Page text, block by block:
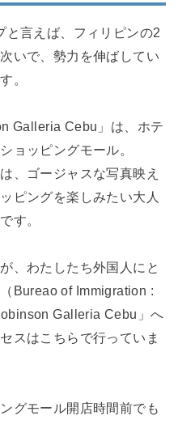
と言えば、フィリピンの2
いで、勢力を伸ばしてい
。
Galleria Cebu」は、ホテ
ョッピングモール。
、ゴージャスな写真映え
ピングを楽しみたい大人
す。
、わたしたち外国人にと
Bureao of Immigration :
Galleria Cebu」へ
スはこちらで行っていま
グモール開店時間前でも